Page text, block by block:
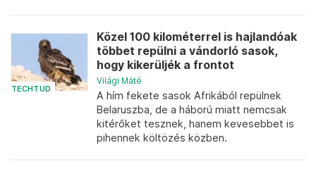
TECHTUD
Közel 100 kilométerrel is hajlandóak
többet repülni a vándorló sasok,
hogy kikerüljék a frontot
Világi Máté
A hím fekete sasok Afrikából repülnek
Belaruszba, de a háború miatt nemcsak
kitérőket tesznek, hanem kevesebbet is
pihennek költözés közben.